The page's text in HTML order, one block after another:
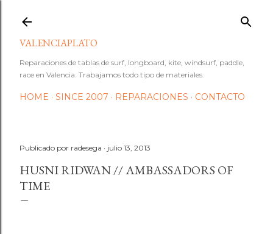
VALENCIAPLATO
Reparaciones de tablas de surf, longboard, kite, windsurf, paddle,
race en Valencia. Trabajamos todo tipo de materiales.
HOME SINCE 2007 REPARACIONES CONTACTO
Publicado por radesega julio 13, 2013
HUSNI RIDWAN // AMBASSADORS OF
TIME